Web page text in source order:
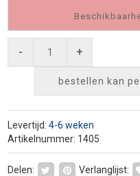
- +
bestellen kan
Levertijd: 4-6 weken
Artikelnummer: 1405
Delen: Verlanglijst: